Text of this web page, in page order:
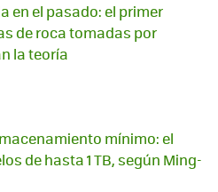
en el pasado: el primer
de roca tomadas por
la teoría
mínimo: el
de hasta 1 TB, según Ming-